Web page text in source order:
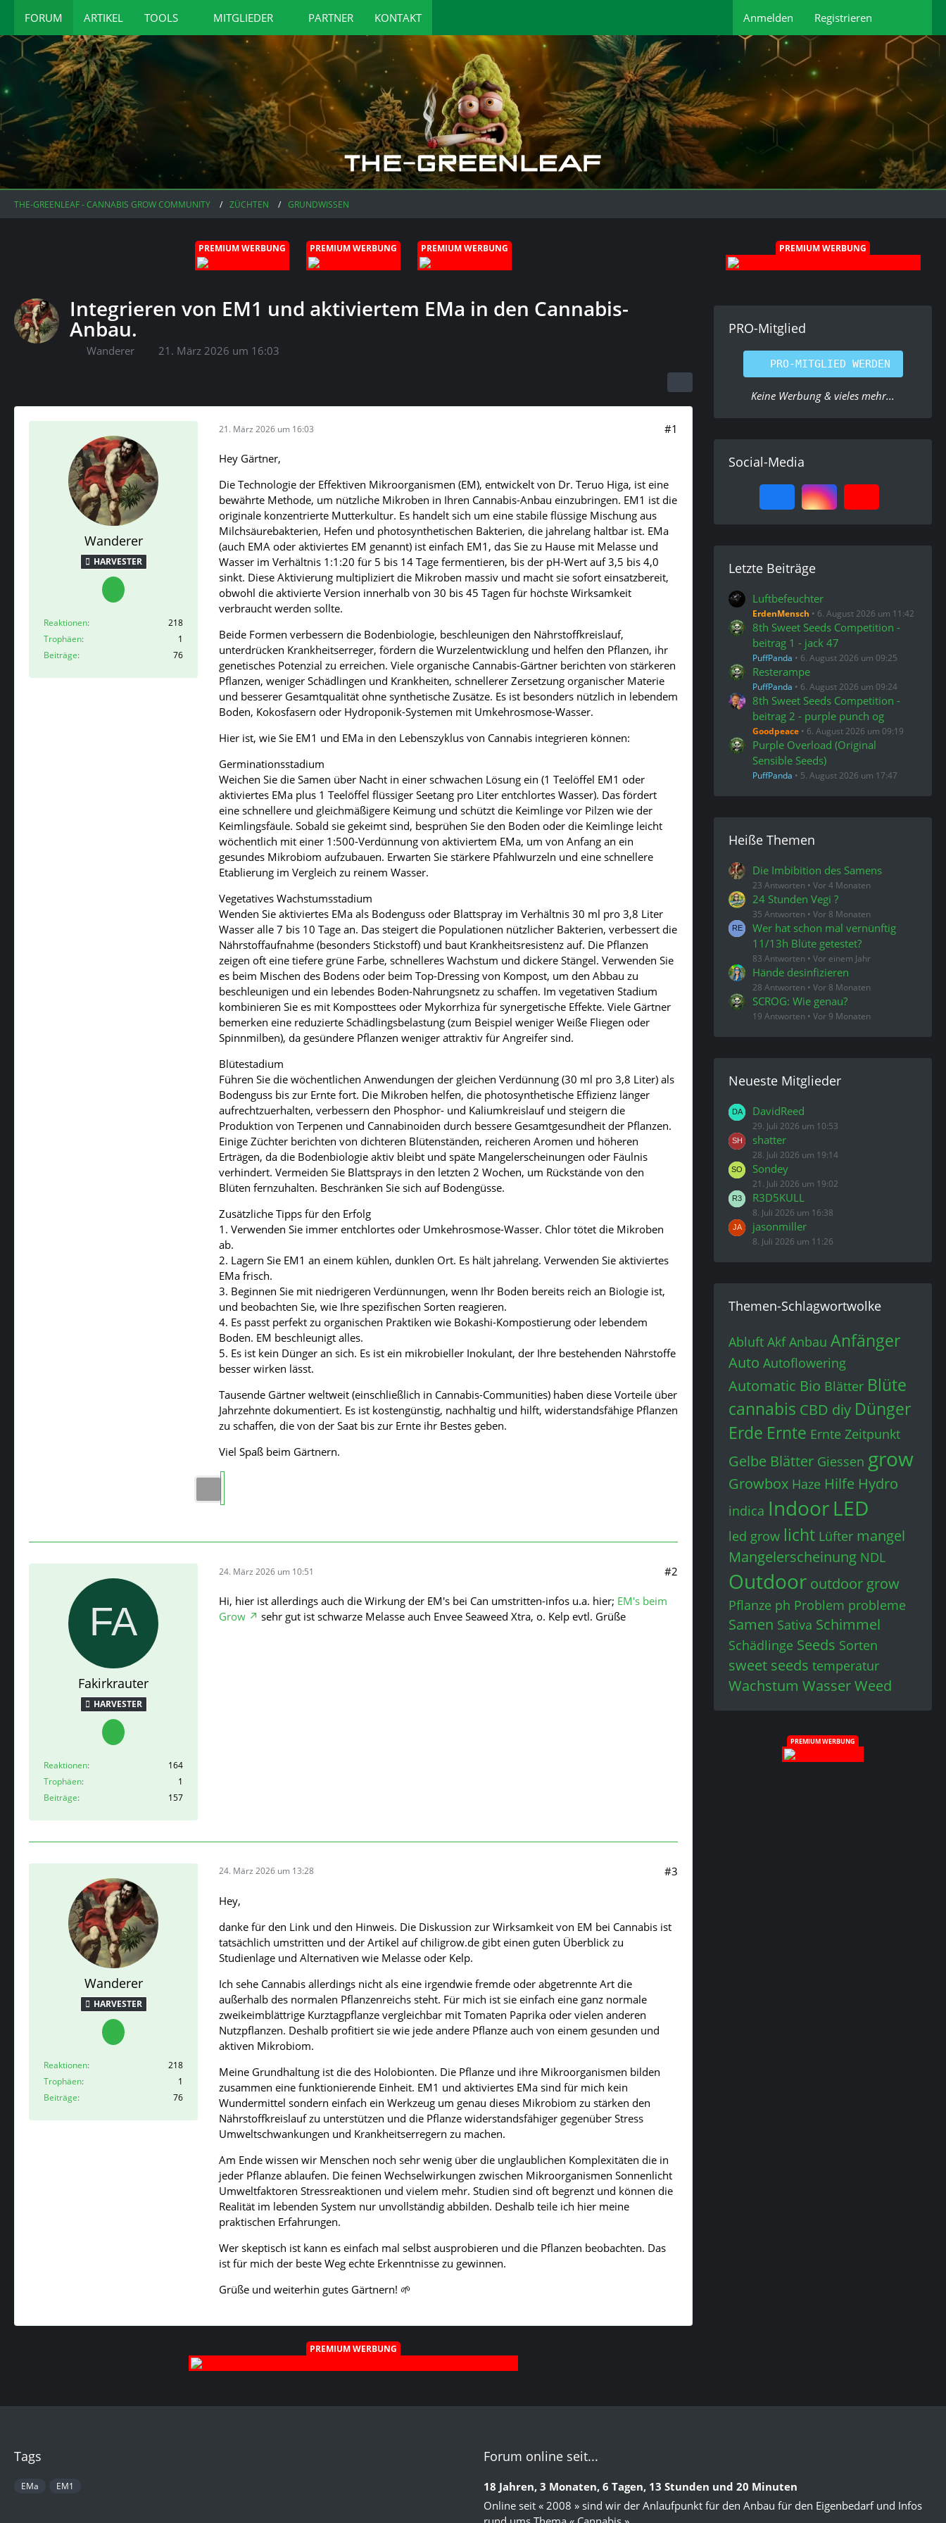
FORUM ARTIKEL TOOLS MITGLIEDER PARTNER KONTAKT Anmelden Registrieren
THE-GREENLEAF - CANNABIS GROW COMMUNITY ZÜCHTEN GRUNDWISSEN
PREMIUM WERBUNG PREMIUM WERBUNG PREMIUM WERBUNG
Integrieren von EM1 und aktiviertem EMa in den Cannabis-
Anbau.
Wanderer 21. März 2026 um 16:03
Wanderer
HARVESTER
Reaktionen
218
Trophäen
1
Beiträge
76
21. März 2026 um 16:03 #1
Hey Gärtner,
Die Technologie der Effektiven Mikroorganismen (EM), entwickelt von Dr. Teruo Higa, ist eine
bewährte Methode, um nützliche Mikroben in Ihren Cannabis-Anbau einzubringen. EM1 ist die
originale konzentrierte Mutterkultur. Es handelt sich um eine stabile flüssige Mischung aus
Milchsäurebakterien, Hefen und photosynthetischen Bakterien, die jahrelang haltbar ist. EMa
(auch EMA oder aktiviertes EM genannt) ist einfach EM1, das Sie zu Hause mit Melasse und
Wasser im Verhältnis 1:1:20 für 5 bis 14 Tage fermentieren, bis der pH-Wert auf 3,5 bis 4,0
sinkt. Diese Aktivierung multipliziert die Mikroben massiv und macht sie sofort einsatzbereit,
obwohl die aktivierte Version innerhalb von 30 bis 45 Tagen für höchste Wirksamkeit
verbraucht werden sollte.
Beide Formen verbessern die Bodenbiologie, beschleunigen den Nährstoffkreislauf,
unterdrücken Krankheitserreger, fördern die Wurzelentwicklung und helfen den Pflanzen, ihr
genetisches Potenzial zu erreichen. Viele organische Cannabis-Gärtner berichten von stärkeren
Pflanzen, weniger Schädlingen und Krankheiten, schnellerer Zersetzung organischer Materie
und besserer Gesamtqualität ohne synthetische Zusätze. Es ist besonders nützlich in lebendem
Boden, Kokosfasern oder Hydroponik-Systemen mit Umkehrosmose-Wasser.
Hier ist, wie Sie EM1 und EMa in den Lebenszyklus von Cannabis integrieren können:
Germinationsstadium
Weichen Sie die Samen über Nacht in einer schwachen Lösung ein (1 Teelöffel EM1 oder
aktiviertes EMa plus 1 Teelöffel flüssiger Seetang pro Liter entchlortes Wasser). Das fördert
eine schnellere und gleichmäßigere Keimung und schützt die Keimlinge vor Pilzen wie der
Keimlingsfäule. Sobald sie gekeimt sind, besprühen Sie den Boden oder die Keimlinge leicht
wöchentlich mit einer 1:500-Verdünnung von aktiviertem EMa, um von Anfang an ein
gesundes Mikrobiom aufzubauen. Erwarten Sie stärkere Pfahlwurzeln und eine schnellere
Etablierung im Vergleich zu reinem Wasser.
Vegetatives Wachstumsstadium
Wenden Sie aktiviertes EMa als Bodenguss oder Blattspray im Verhältnis 30 ml pro 3,8 Liter
Wasser alle 7 bis 10 Tage an. Das steigert die Populationen nützlicher Bakterien, verbessert die
Nährstoffaufnahme (besonders Stickstoff) und baut Krankheitsresistenz auf. Die Pflanzen
zeigen oft eine tiefere grüne Farbe, schnelleres Wachstum und dickere Stängel. Verwenden Sie
es beim Mischen des Bodens oder beim Top-Dressing von Kompost, um den Abbau zu
beschleunigen und ein lebendes Boden-Nahrungsnetz zu schaffen. Im vegetativen Stadium
kombinieren Sie es mit Komposttees oder Mykorrhiza für synergetische Effekte. Viele Gärtner
bemerken eine reduzierte Schädlingsbelastung (zum Beispiel weniger Weiße Fliegen oder
Spinnmilben), da gesündere Pflanzen weniger attraktiv für Angreifer sind.
Blütestadium
Führen Sie die wöchentlichen Anwendungen der gleichen Verdünnung (30 ml pro 3,8 Liter) als
Bodenguss bis zur Ernte fort. Die Mikroben helfen, die photosynthetische Effizienz länger
aufrechtzuerhalten, verbessern den Phosphor- und Kaliumkreislauf und steigern die
Produktion von Terpenen und Cannabinoiden durch bessere Gesamtgesundheit der Pflanzen.
Einige Züchter berichten von dichteren Blütenständen, reicheren Aromen und höheren
Erträgen, da die Bodenbiologie aktiv bleibt und späte Mangelerscheinungen oder Fäulnis
verhindert. Vermeiden Sie Blattsprays in den letzten 2 Wochen, um Rückstände von den
Blüten fernzuhalten. Beschränken Sie sich auf Bodengüsse.
Zusätzliche Tipps für den Erfolg
1. Verwenden Sie immer entchlortes oder Umkehrosmose-Wasser. Chlor tötet die Mikroben
ab.
2. Lagern Sie EM1 an einem kühlen, dunklen Ort. Es hält jahrelang. Verwenden Sie aktiviertes
EMa frisch.
3. Beginnen Sie mit niedrigeren Verdünnungen, wenn Ihr Boden bereits reich an Biologie ist,
und beobachten Sie, wie Ihre spezifischen Sorten reagieren.
4. Es passt perfekt zu organischen Praktiken wie Bokashi-Kompostierung oder lebendem
Boden. EM beschleunigt alles.
5. Es ist kein Dünger an sich. Es ist ein mikrobieller Inokulant, der Ihre bestehenden Nährstoffe
besser wirken lässt.
Tausende Gärtner weltweit (einschließlich in Cannabis-Communities) haben diese Vorteile über
Jahrzehnte dokumentiert. Es ist kostengünstig, nachhaltig und hilft, widerstandsfähige Pflanzen
zu schaffen, die von der Saat bis zur Ernte ihr Bestes geben.
Viel Spaß beim Gärtnern.
Fakirkrauter
HARVESTER
Reaktionen
164
Trophäen
1
Beiträge
157
24. März 2026 um 10:51 #2
Hi, hier ist allerdings auch die Wirkung der EM's bei Can umstritten-infos u.a. hier; EM's beim
Grow
sehr gut ist schwarze Melasse auch Envee Seaweed Xtra, o. Kelp evtl. Grüße
Wanderer
HARVESTER
Reaktionen
218
Trophäen
1
Beiträge
76
24. März 2026 um 13:28 #3
Hey,
danke für den Link und den Hinweis. Die Diskussion zur Wirksamkeit von EM bei Cannabis ist
tatsächlich umstritten und der Artikel auf chiligrow.de gibt einen guten Überblick zu
Studienlage und Alternativen wie Melasse oder Kelp.
Ich sehe Cannabis allerdings nicht als eine irgendwie fremde oder abgetrennte Art die
außerhalb des normalen Pflanzenreichs steht. Für mich ist sie einfach eine ganz normale
zweikeimblättrige Kurztagpflanze vergleichbar mit Tomaten Paprika oder vielen anderen
Nutzpflanzen. Deshalb profitiert sie wie jede andere Pflanze auch von einem gesunden und
aktiven Mikrobiom.
Meine Grundhaltung ist die des Holobionten. Die Pflanze und ihre Mikroorganismen bilden
zusammen eine funktionierende Einheit. EM1 und aktiviertes EMa sind für mich kein
Wundermittel sondern einfach ein Werkzeug um genau dieses Mikrobiom zu stärken den
Nährstoffkreislauf zu unterstützen und die Pflanze widerstandsfähiger gegenüber Stress
Umweltschwankungen und Krankheitserregern zu machen.
Am Ende wissen wir Menschen noch sehr wenig über die unglaublichen Komplexitäten die in
jeder Pflanze ablaufen. Die feinen Wechselwirkungen zwischen Mikroorganismen Sonnenlicht
Umweltfaktoren Stressreaktionen und vielem mehr. Studien sind oft begrenzt und können die
Realität im lebenden System nur unvollständig abbilden. Deshalb teile ich hier meine
praktischen Erfahrungen.
Wer skeptisch ist kann es einfach mal selbst ausprobieren und die Pflanzen beobachten. Das
ist für mich der beste Weg echte Erkenntnisse zu gewinnen.
Grüße und weiterhin gutes Gärtnern! 🌱
PREMIUM WERBUNG
PREMIUM WERBUNG
PRO-Mitglied
PRO-MITGLIED WERDEN
Keine Werbung & vieles mehr...
Social-Media
Letzte Beiträge
Luftbefeuchter
ErdenMensch 6. August 2026 um 11:42
8th Sweet Seeds Competition -
beitrag 1 - jack 47
PuffPanda 6. August 2026 um 09:25
Resterampe
PuffPanda 6. August 2026 um 09:24
8th Sweet Seeds Competition -
beitrag 2 - purple punch og
Goodpeace 6. August 2026 um 09:19
Purple Overload (Original
Sensible Seeds)
PuffPanda 5. August 2026 um 17:47
Heiße Themen
Die Imbibition des Samens
23 Antworten Vor 4 Monaten
24 Stunden Vegi ?
35 Antworten Vor 8 Monaten
Wer hat schon mal vernünftig
11/13h Blüte getestet?
83 Antworten Vor einem Jahr
Hände desinfizieren
28 Antworten Vor 8 Monaten
SCROG: Wie genau?
19 Antworten Vor 9 Monaten
Neueste Mitglieder
DavidReed
29. Juli 2026 um 10:53
shatter
28. Juli 2026 um 19:14
Sondey
21. Juli 2026 um 19:02
R3D5KULL
8. Juli 2026 um 16:38
jasonmiller
8. Juli 2026 um 11:26
Themen-Schlagwortwolke
Abluft Akf Anbau Anfänger
Auto Autoflowering
Automatic Bio Blätter Blüte
cannabis CBD diy Dünger
Erde Ernte Ernte Zeitpunkt
Gelbe Blätter Giessen grow
Growbox Haze Hilfe Hydro
indica IndoorLED
led grow licht Lüfter mangel
Mangelerscheinung NDL
Outdoor outdoor grow
Pflanze ph Problem probleme
Samen Sativa Schimmel
Schädlinge Seeds Sorten
sweet seeds temperatur
Wachstum WasserWeed
PREMIUM WERBUNG
Tags
EMa EM1
Forum online seit...
18 Jahren, 3 Monaten, 6 Tagen, 13 Stunden und 20 Minuten
Online seit « 2008 » sind wir der Anlaufpunkt für den Anbau für den Eigenbedarf und Infos